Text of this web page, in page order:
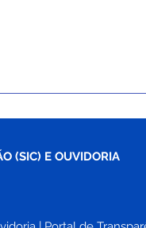
(SIC) E OUVIDORIA